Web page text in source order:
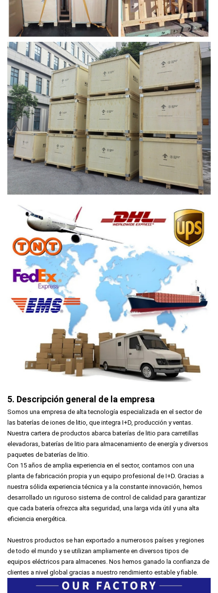
5. Descripción general de la empresa
Somos una empresa de alta tecnología especializada en el sector de
las baterías de iones de litio, que integra I+D, producción y ventas.
Nuestra cartera de productos abarca baterías de litio para carretillas
elevadoras, baterías de litio para almacenamiento de energía y diversos
paquetes de baterías de litio.
Con 15 años de amplia experiencia en el sector, contamos con una
planta de fabricación propia y un equipo profesional de I+D. Gracias a
nuestra sólida experiencia técnica y a la constante innovación, hemos
desarrollado un riguroso sistema de control de calidad para garantizar
que cada batería ofrezca alta seguridad, una larga vida útil y una alta
eficiencia energética.
Nuestros productos se han exportado a numerosos países y regiones
de todo el mundo y se utilizan ampliamente en diversos tipos de
equipos eléctricos para almacenes. Nos hemos ganado la confianza de
clientes a nivel global gracias a nuestro rendimiento estable y fiable.